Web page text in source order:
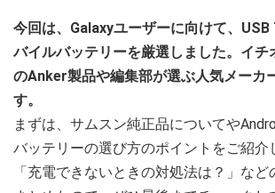
今回は、Galaxyユーザーに向けて、
バイルバッテリーを厳選しました。イチ
のAnker製品や編集部が選ぶ人気メーカ
す。
まずは、サムスン純正品についてや
バッテリーの選び方のポイントをご紹介
「充電できないときの対処法は？」な